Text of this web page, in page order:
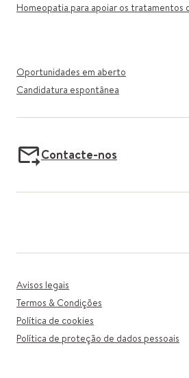
Homeopatia para apoiar os tratamentos
Oportunidades em aberto
Candidatura espontânea
Contacte-nos
Avisos legais
Termos & Condições
Política de cookies
Política de proteção de dados pessoais